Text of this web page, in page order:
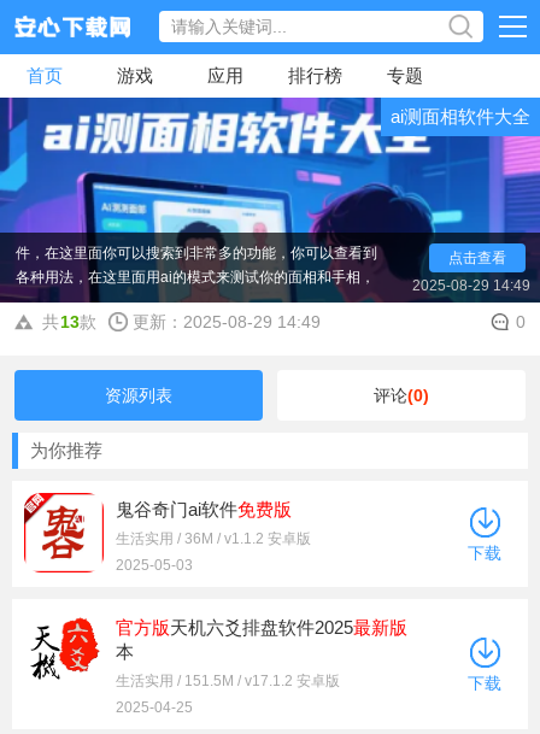
首页 游戏 应用 排行榜
专题
ai测面相软件大全
ai测面相软件大全是小编整理的一个ai测试面相的软
件，在这里面你可以搜索到非常多的功能，你可以查看到
各种用法，在这里面用ai的模式来测试你的面相和手相，
使用起来也是非常简单好用的，人人都可以在线使用哦，
非常多的功能开启。
点击查看
2025-08-29 14:49
共13款 更新：2025-08-29 14:49 0
资源列表 评论(0)
为你推荐
鬼谷奇门ai软件免费版
生活实用 / 36M / v1.1.2 安卓版
2025-05-03
下载
官方版天机六爻排盘软件2025最新版
本
生活实用 / 151.5M / v17.1.2 安卓版
2025-04-25
下载